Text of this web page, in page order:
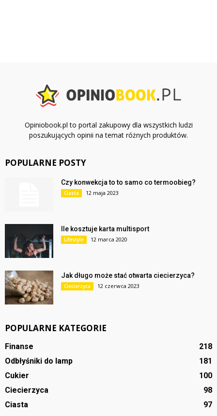
Opiniobook.pl to portal zakupowy dla wszystkich ludzi
poszukujących opinii na temat różnych produktów.
POPULARNE POSTY
Czy konwekcja to to samo co termoobieg?
Ciasta 12 maja 2023
Ile kosztuje karta multisport
Lifestyle 12 marca 2020
Jak długo może stać otwarta ciecierzyca?
Ciecierzyca 12 czerwca 2023
POPULARNE KATEGORIE
Finanse
218
Odbłyśniki do lamp
181
Cukier
100
Ciecierzyca
98
Ciasta
97